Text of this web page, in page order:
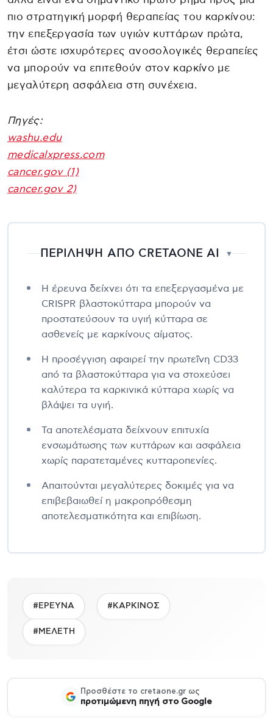
πιο στρατηγική μορφή θεραπείας του καρκίνου:
την επεξεργασία των υγιών κυττάρων πρώτα,
έτσι ώστε ισχυρότερες ανοσολογικές θεραπείες
να μπορούν να επιτεθούν στον καρκίνο με
μεγαλύτερη ασφάλεια στη συνέχεια.
Πηγές:
washu.edu
medicalxpress.com
cancer.gov (1)
cancer.gov 2)
ΠΕΡΙΛΗΨΗ ΑΠΟ CRETAONE AI ▼
Η έρευνα δείχνει ότι τα επεξεργασμένα με
CRISPR βλαστοκύτταρα μπορούν να
προστατεύσουν τα υγιή κύτταρα σε
ασθενείς με καρκίνους αίματος.
Η προσέγγιση αφαιρεί την πρωτεΐνη CD33
από τα βλαστοκύτταρα για να στοχεύσει
καλύτερα τα καρκινικά κύτταρα χωρίς να
βλάψει τα υγιή.
Τα αποτελέσματα δείχνουν επιτυχία
ενσωμάτωσης των κυττάρων και ασφάλεια
χωρίς παρατεταμένες κυτταροπενίες.
Απαιτούνται μεγαλύτερες δοκιμές για να
επιβεβαιωθεί η μακροπρόθεσμη
αποτελεσματικότητα και επιβίωση.
#ΕΡΕΥΝΑ #ΚΑΡΚΙΝΟΣ
#ΜΕΛΕΤΗ
Προσθέστε το cretaone.gr ως
προτιμώμενη πηγή στο Google